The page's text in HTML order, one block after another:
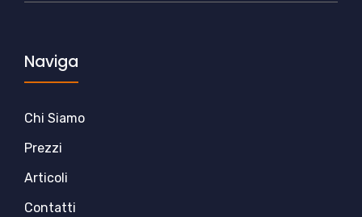
Naviga
Chi Siamo
Prezzi
Articoli
Contatti